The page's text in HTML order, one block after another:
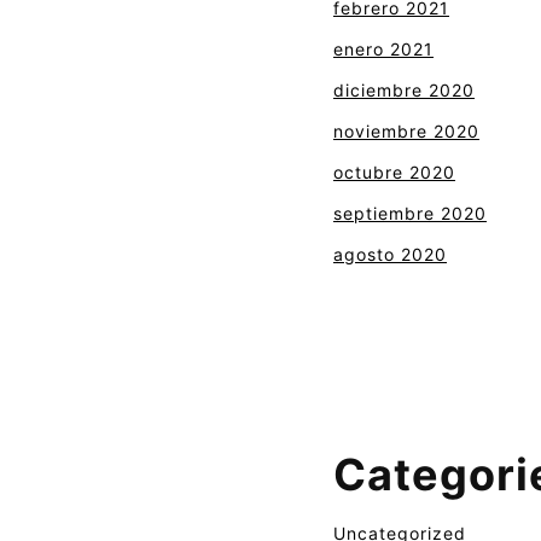
febrero 2021
enero 2021
diciembre 2020
noviembre 2020
octubre 2020
septiembre 2020
agosto 2020
Uncategorized